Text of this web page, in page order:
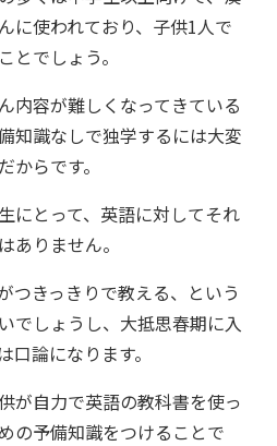
に使われており、子供1人で
とでしょう。
内容が難しくなってきている
知識なしで独学するには大変
からです。
にとって、英語に対してそれ
ありません。
つきっきりで教える、という
でしょうし、大抵思春期に入
口論になります。
が自力で英語の教科書を使っ
の予備知識をつけることで